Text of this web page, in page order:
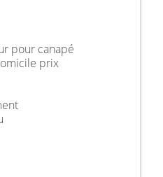
pour canapé
prix